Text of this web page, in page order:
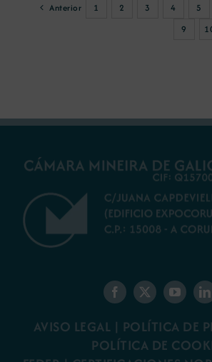
Anterior 1 2 3 4 5
9
AVISO LEGAL | POLÍTICA DE
POLÍTICA DE